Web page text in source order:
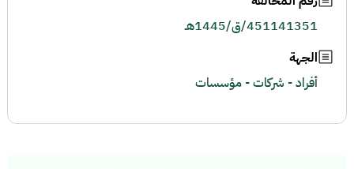
451141351/ق/1445هـ
الجهة
أفراد - شركات - مؤسسات